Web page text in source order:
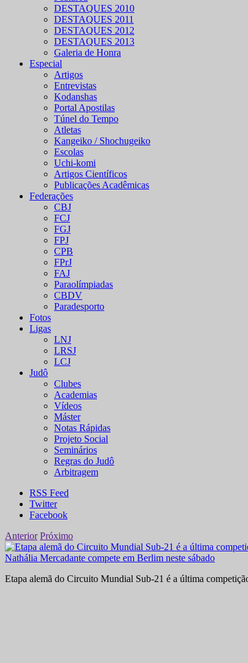
DESTAQUES 2010
DESTAQUES 2011
DESTAQUES 2012
DESTAQUES 2013
Galeria de Honra
Especial
Artigos
Entrevistas
Kodanshas
Portal Apostilas
Túnel do Tempo
Atletas
Kangeiko / Shochugeiko
Escolas
Uchi-komi
Artigos Científicos
Publicações Acadêmicas
Federações
CBJ
FCJ
FGJ
FPJ
CPB
FPrJ
FAJ
Paraolímpiadas
CBDV
Paradesporto
Fotos
Ligas
LNJ
LRSJ
LCJ
Judô
Clubes
Academias
Vídeos
Máster
Notas Rápidas
Projeto Social
Seminários
Regras do Judô
Arbitragem
RSS Feed
Twitter
Facebook
Anterior Próximo
Nathália Mercadante compete em Berlim neste sábado
Etapa alemã do Circuito Mundial Sub-21 é a última